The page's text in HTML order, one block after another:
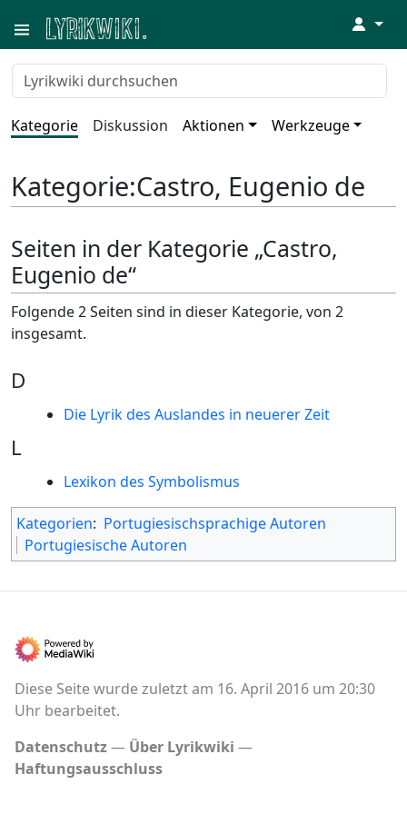
↓
Kategorie Diskussion Aktionen Werkzeuge
Kategorie:Castro, Eugenio de
Seiten in der Kategorie „Castro,
Eugenio de“
Folgende 2 Seiten sind in dieser Kategorie, von 2
insgesamt.
D
Die Lyrik des Auslandes in neuerer Zeit
L
Lexikon des Symbolismus
Kategorien: Portugiesischsprachige Autoren
Portugiesische Autoren
Diese Seite wurde zuletzt am 16. April 2016 um 20:30
Uhr bearbeitet.
Datenschutz
Über Lyrikwiki
Haftungsausschluss